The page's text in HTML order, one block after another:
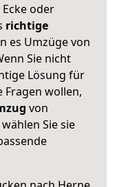
oder
richtige
es Umzüge von
Sie nicht
Lösung für
Fragen wollen,
von
Sie sie